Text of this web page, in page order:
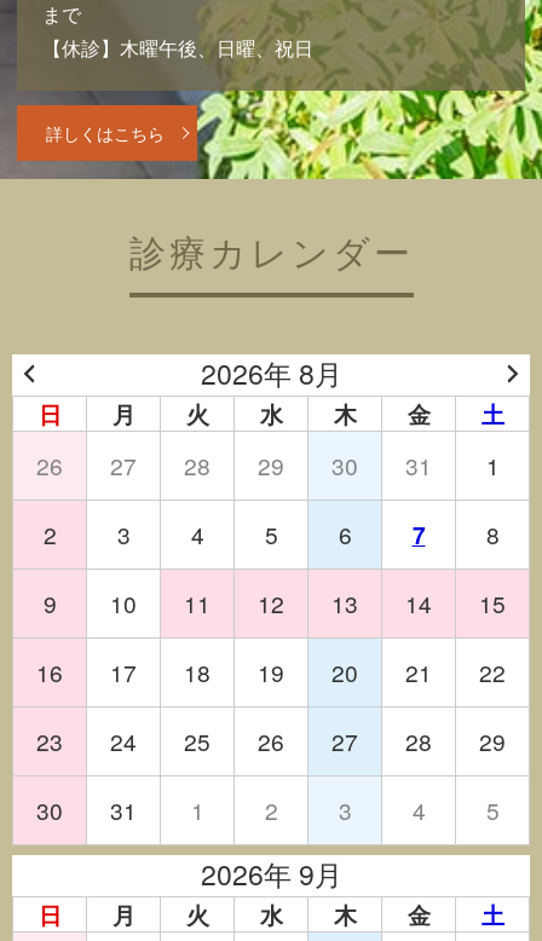
まで
【休診】木曜午後、日曜、祝日
詳しくはこちら
診療カレンダー
2026年 8月
日 月 火 水 木 金 土
26 27 28 29 30 31 1
2 3 4 5 6 7 8
9 10 11 12 13 14 15
16 17 18 19 20 21 22
23 24 25 26 27 28 29
30 31 1 2 3 4 5
2026年 9月
日 月 火 水 木 金 土